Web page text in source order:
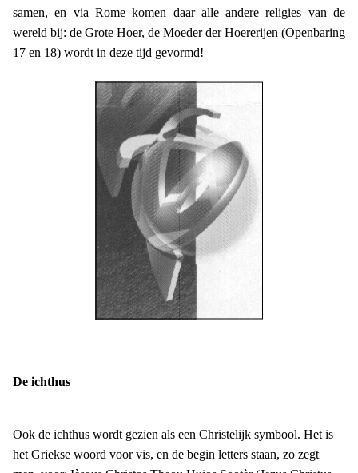
samen, en via Rome komen daar alle andere religies van de
wereld bij: de Grote Hoer, de Moeder der Hoererijen (Openbaring
17 en 18) wordt in deze tijd gevormd!
De ichthus
Ook de ichthus wordt gezien als een Christelijk symbool. Het is
het Griekse woord voor vis, en de begin letters staan, zo zegt